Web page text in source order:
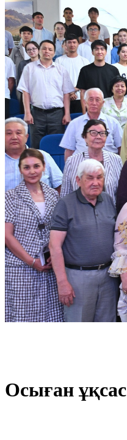
Осыған ұқсас